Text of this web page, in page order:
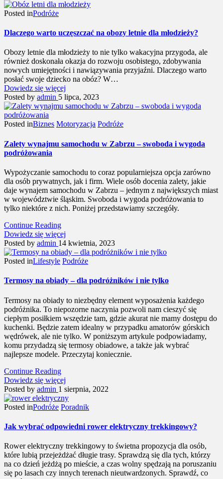
Posted inPodróże
Dlaczego warto uczęszczać na obozy letnie dla młodzieży?
Obozy letnie dla młodzieży to nie tylko wakacyjna przygoda, ale
również doskonała okazja do rozwoju osobistego, zdobywania
nowych umiejętności i nawiązywania przyjaźni. Dlaczego warto
posłać swoje dziecko na obóz? W…
Dowiedz się więcej
Posted by admin 5 lipca, 2023
Posted inBiznes Motoryzacja Podróże
Zalety wynajmu samochodu w Zabrzu – swoboda i wygoda
podróżowania
Wypożyczanie samochodu to coraz popularniejsza opcja zarówno
dla osób prywatnych, jak i firm. Wiele osób docenia zalety, jakie
daje wynajem samochodu w Zabrzu – jednym z największych miast
w województwie śląskim. Swoboda i wygoda podróżowania to
tylko niektóre z nich. Poniżej przedstawiamy szczegóły.
Continue Reading
Dowiedz się więcej
Posted by admin 14 kwietnia, 2023
Posted inLifestyle Podróże
Termosy na obiady – dla podróżników i nie tylko
Termosy na obiady to niezbędny element wyposażenia każdego
podróżnika. To niepozorne naczynia pozwoli nam cieszyć się
ciepłym posiłkiem wszędzie tam, gdzie akurat nie mamy dostępu do
kuchenki. Będzie zatem idealny w przypadku amatorów górskich
wędrówek, ale nie tylko. W poniższym artykule podpowiadamy,
komu przydadzą się termosy obiadowe, a także jak wybrać
najlepsze modele. Przeczytaj koniecznie.
Continue Reading
Dowiedz się więcej
Posted by admin 1 sierpnia, 2022
Posted inPodróże Poradnik
Jak wybrać odpowiedni rower elektryczny trekkingowy?
Rower elektryczny trekkingowy to świetna propozycja dla osób,
które lubią przejeżdżać długie trasy. Sprawdzą się dla tych, którzy
na co dzień jeżdżą po mieście, a czas wolny spędzają na poruszaniu
się po lasach czy innych terenach nieutwardzonych. Sprawdź, co